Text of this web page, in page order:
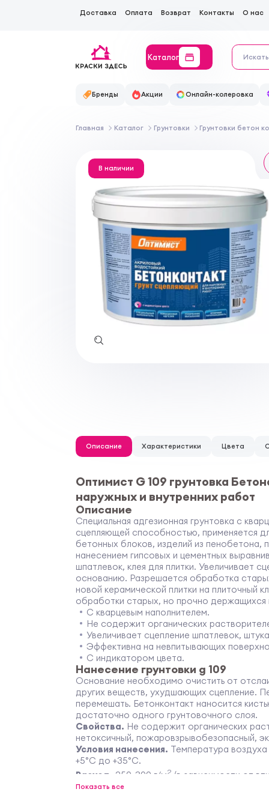
Доставка Оплата Возврат Контакты О нас
Каталог
Бренды Акции Онлайн-колеровка
Главная Каталог Грунтовки Грунтовки бетон
В наличии
Описание Характеристики Цвета
Оптимист G 109 грунтовка
наружных и внутренних работ
Описание
Специальная адгезионная грунтовка с
сцепляющей способностью, применяется
бетонных блоков, изделий из пенобетона,
нанесением гипсовых и цементных
шпатлевок, клея для плитки. Увеличивает
основанию. Разрешается обработка
новой керамической плитки на плиточный
обработки старых, но прочно держащихся
С кварцевым наполнителем.
Не содержит органических
Увеличивает сцепление шпатлевок,
Эффективна на невпитывающих
С индикатором цвета.
Нанесение грунтовки g 109
Основание необходимо очистить от
других веществ, ухудшающих сцепление.
перемешать. Бетонконтакт наносится
достаточно одного грунтовочного слоя.
Свойства. Не содержит органических
нетоксичный, пожаровзрывобезопасный,
Условия нанесения. Температура
+5°С до +35°С.
Расход.
250-300 г/м2 (в зависимости от
Время высыхания.
Показать все